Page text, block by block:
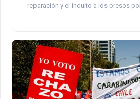
reparación y el indulto a los presos